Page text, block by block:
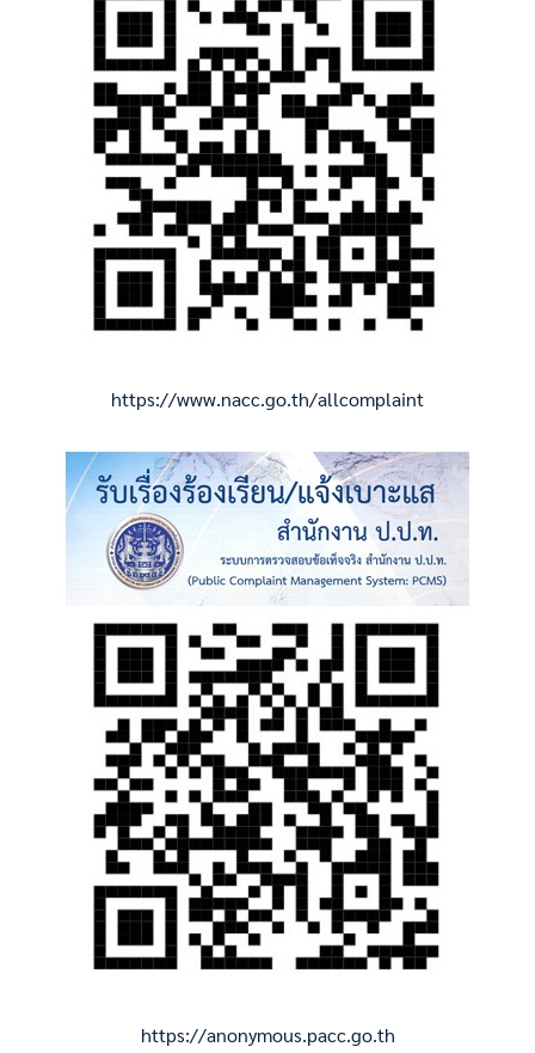
https://www.nacc.go.th/allcomplaint
https://anonymous.pacc.go.th